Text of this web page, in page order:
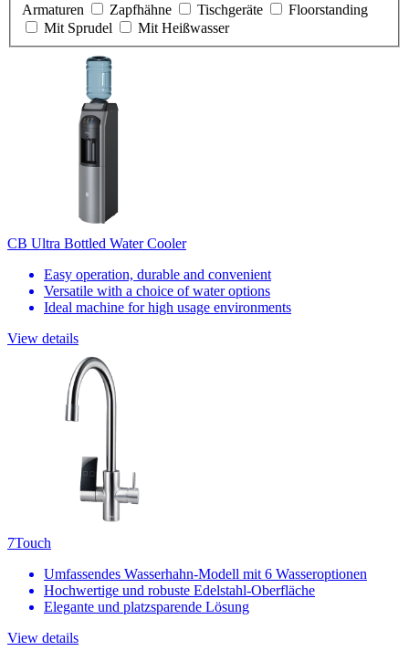
Armaturen
Zapfhähne Tischgeräte
Floorstanding
Mit Sprudel
Mit Heißwasser
CB Ultra Bottled Water Cooler
Easy operation, durable and convenient
Versatile with a choice of water options
Ideal machine for high usage environments
View details
7Touch
Umfassendes Wasserhahn-Modell mit 6 Wasseroptionen
Hochwertige und robuste Edelstahl-Oberfläche
Elegante und platzsparende Lösung
View details